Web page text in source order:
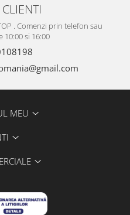
. Comenzi prin telefon sau
10:00 si 16:00
MEU